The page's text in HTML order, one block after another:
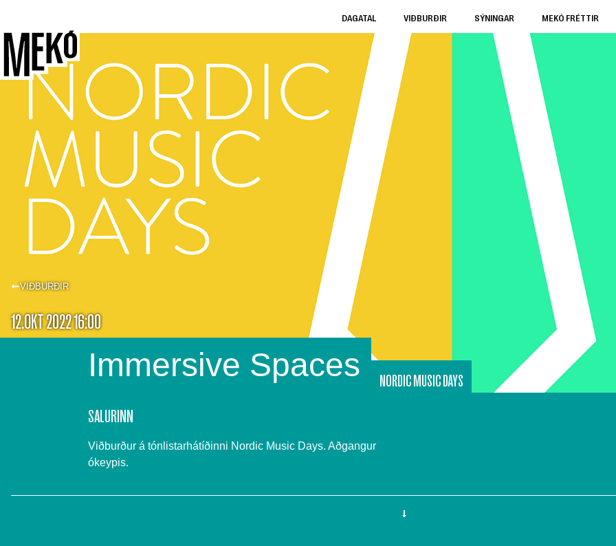
DAGATAL VIÐBURÐIR SÝNINGAR MEKÓ FRÉTTIR
VIÐBURÐIR
12.OKT 2022 16:00
Immersive Spaces NORDIC MUSIC DAYS
SALURINN
Viðburður á tónlistarhátíðinni Nordic Music Days. Aðgangur
ókeypis.